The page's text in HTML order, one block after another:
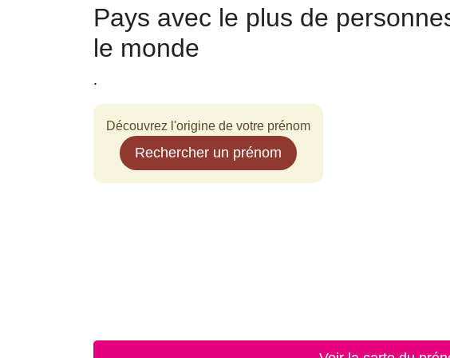
Pays avec le plus de
le monde
.
Découvrez l'origine de votre prénom
Rechercher un prénom